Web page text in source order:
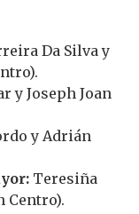
Da Silva y
y Joseph Joan
y Adrián
Teresiña
Centro).